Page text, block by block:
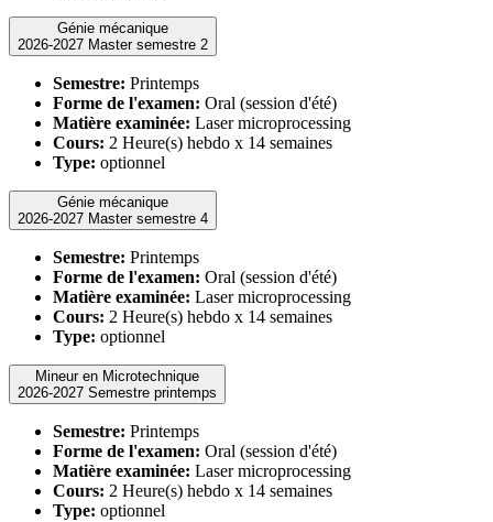
Génie mécanique
2026-2027 Master semestre 2
Semestre: Printemps
Forme de l'examen: Oral (session d'été)
Matière examinée: Laser microprocessing
Cours: 2 Heure(s) hebdo x 14 semaines
Type: optionnel
Génie mécanique
2026-2027 Master semestre 4
Semestre: Printemps
Forme de l'examen: Oral (session d'été)
Matière examinée: Laser microprocessing
Cours: 2 Heure(s) hebdo x 14 semaines
Type: optionnel
Mineur en Microtechnique
2026-2027 Semestre printemps
Semestre: Printemps
Forme de l'examen: Oral (session d'été)
Matière examinée: Laser microprocessing
Cours: 2 Heure(s) hebdo x 14 semaines
Type: optionnel